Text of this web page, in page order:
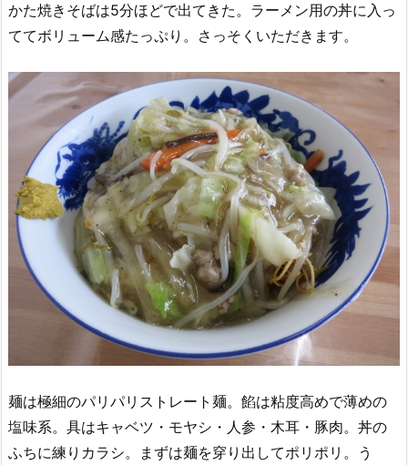
かた焼きそばは5分ほどで出てきた。ラーメン用の丼に入っ
ててボリューム感たっぷり。さっそくいただきます。
麺は極細のパリパリストレート麺。餡は粘度高めで薄めの
塩味系。具はキャベツ・モヤシ・人参・木耳・豚肉。丼の
ふちに練りカラシ。まずは麺を穿り出してポリポリ。う